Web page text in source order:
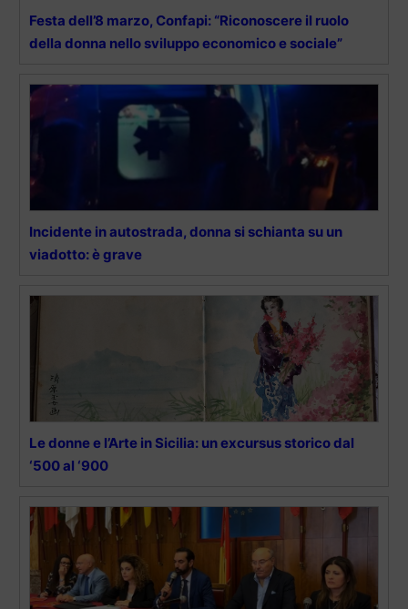
Festa dell’8 marzo, Confapi: “Riconoscere il ruolo
della donna nello sviluppo economico e sociale”
Incidente in autostrada, donna si schianta su un
viadotto: è grave
Le donne e l’Arte in Sicilia: un excursus storico dal
‘500 al ‘900